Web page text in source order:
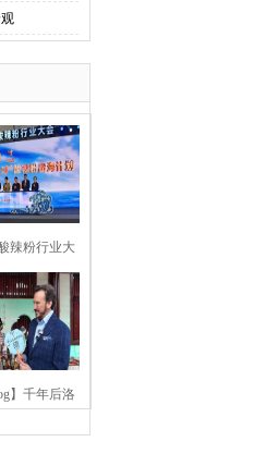
辣粉行业大
封举行
】千年后洛